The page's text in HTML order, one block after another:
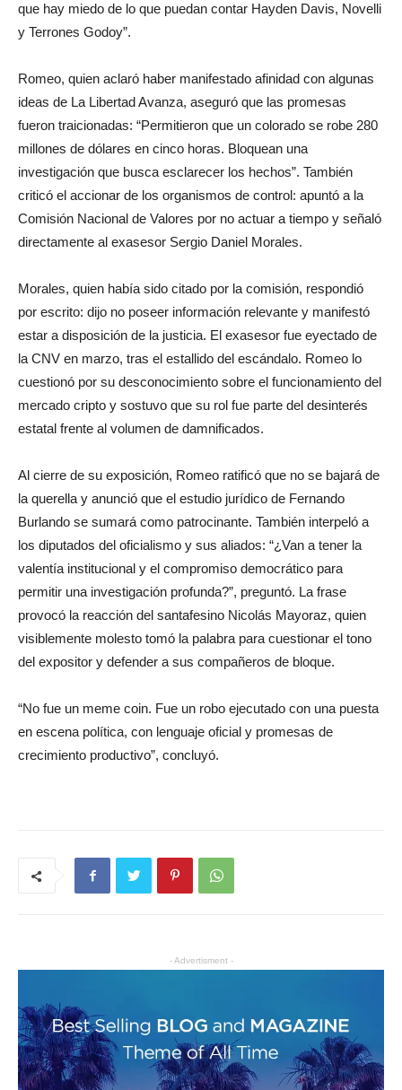
que hay miedo de lo que puedan contar Hayden Davis, Novelli
y Terrones Godoy”.
Romeo, quien aclaró haber manifestado afinidad con algunas
ideas de La Libertad Avanza, aseguró que las promesas
fueron traicionadas: “Permitieron que un colorado se robe 280
millones de dólares en cinco horas. Bloquean una
investigación que busca esclarecer los hechos”. También
criticó el accionar de los organismos de control: apuntó a la
Comisión Nacional de Valores por no actuar a tiempo y señaló
directamente al exasesor Sergio Daniel Morales.
Morales, quien había sido citado por la comisión, respondió
por escrito: dijo no poseer información relevante y manifestó
estar a disposición de la justicia. El exasesor fue eyectado de
la CNV en marzo, tras el estallido del escándalo. Romeo lo
cuestionó por su desconocimiento sobre el funcionamiento del
mercado cripto y sostuvo que su rol fue parte del desinterés
estatal frente al volumen de damnificados.
Al cierre de su exposición, Romeo ratificó que no se bajará de
la querella y anunció que el estudio jurídico de Fernando
Burlando se sumará como patrocinante. También interpeló a
los diputados del oficialismo y sus aliados: “¿Van a tener la
valentía institucional y el compromiso democrático para
permitir una investigación profunda?”, preguntó. La frase
provocó la reacción del santafesino Nicolás Mayoraz, quien
visiblemente molesto tomó la palabra para cuestionar el tono
del expositor y defender a sus compañeros de bloque.
“No fue un meme coin. Fue un robo ejecutado con una puesta
en escena política, con lenguaje oficial y promesas de
crecimiento productivo”, concluyó.
- Advertisment -